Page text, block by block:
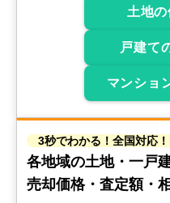
土地
戸建て
マンショ
3秒でわかる！全国対応！
各地域の土地・一戸
売却価格・査定額・